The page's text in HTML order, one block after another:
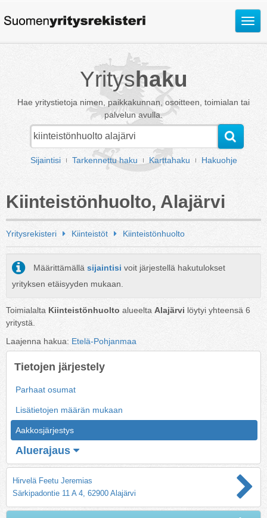
Avaa
Yrityshaku
Hae yritystietoja nimen, paikkakunnan, osoitteen, toimialan tai
palvelun avulla.
Sijaintisi Tarkennettu haku Karttahaku Hakuohje
Kiinteistönhuolto, Alajärvi
Yritysrekisteri Kiinteistöt Kiinteistönhuolto
Määrittämällä sijaintisi voit järjestellä hakutulokset
yrityksen etäisyyden mukaan.
Toimialalta Kiinteistönhuolto alueelta Alajärvi löytyi yhteensä 6
yritystä.
Laajenna hakua: Etelä-Pohjanmaa
Tietojen järjestely
Parhaat osumat
Lisätietojen määrän mukaan
Aakkosjärjestys
Aluerajaus
Hirvelä Feetu Jeremias
Särkipadontie 11 A 4, 62900 Alajärvi